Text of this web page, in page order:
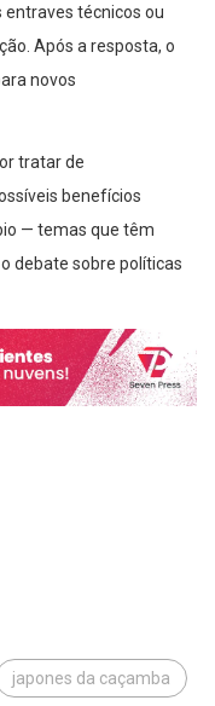
técnicos ou
Após a resposta, o
novos
tratar de
benefícios
— temas que têm
debate sobre políticas
japones da caçamba